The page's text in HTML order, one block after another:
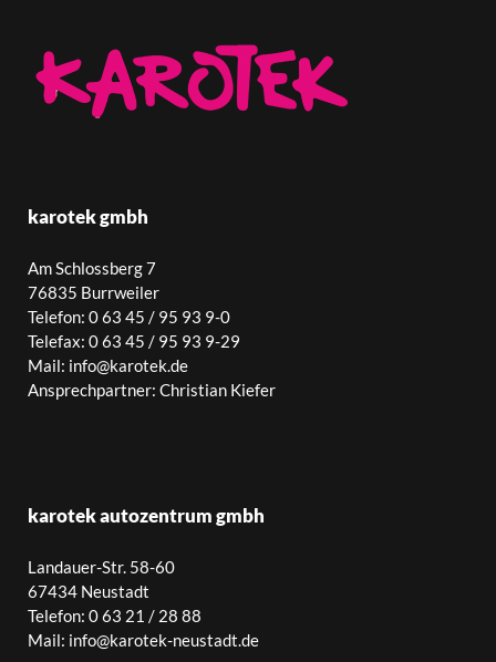
karotek gmbh
Am Schlossberg 7
76835 Burrweiler
Telefon: 0 63 45 / 95 93 9-0
Telefax: 0 63 45 / 95 93 9-29
Mail: info@karotek.de
Ansprechpartner: Christian Kiefer
karotek autozentrum gmbh
Landauer-Str. 58-60
67434 Neustadt
Telefon: 0 63 21 / 28 88
Mail: info@karotek-neustadt.de